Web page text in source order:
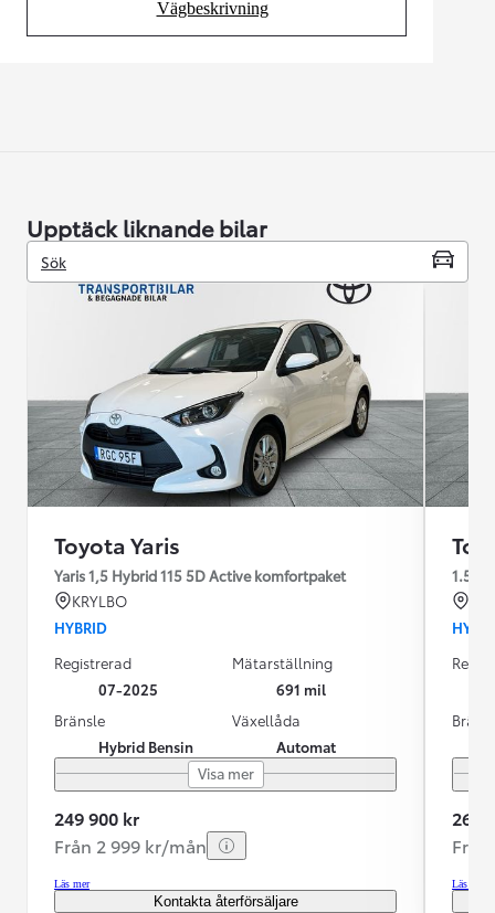
Vägbeskrivning
(Opens in new tab)
Upptäck liknande bilar
Sök
Toyota Yaris
Yaris 1,5 Hybrid 115 5D Active komfortpaket
KRYLBO
HYBRID
Registrerad
07-2025
Mätarställning
691 mil
Bränsle
Hybrid Bensin
Växellåda
Automat
Visa mer
249 900 kr
Från 2 999 kr/mån
Läs mer
Kontakta återförsäljare
269
Läs mer